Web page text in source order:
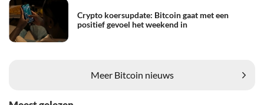
Crypto koersupdate: Bitcoin gaat met een
positief gevoel het weekend in
Meer Bitcoin nieuws